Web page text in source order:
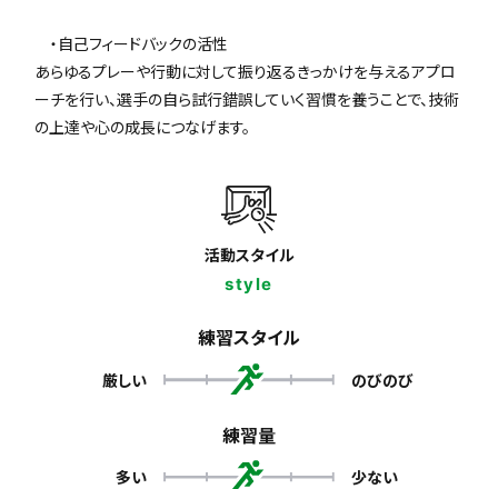
・自己フィードバックの活性
あらゆるプレーや行動に対して振り返るきっかけを与えるアプロ
ーチを行い、選手の自ら試行錯誤していく習慣を養うことで、技術
の上達や心の成長につなげます。
活動スタイル
style
練習スタイル
厳しい のびのび
練習量
多い 少ない